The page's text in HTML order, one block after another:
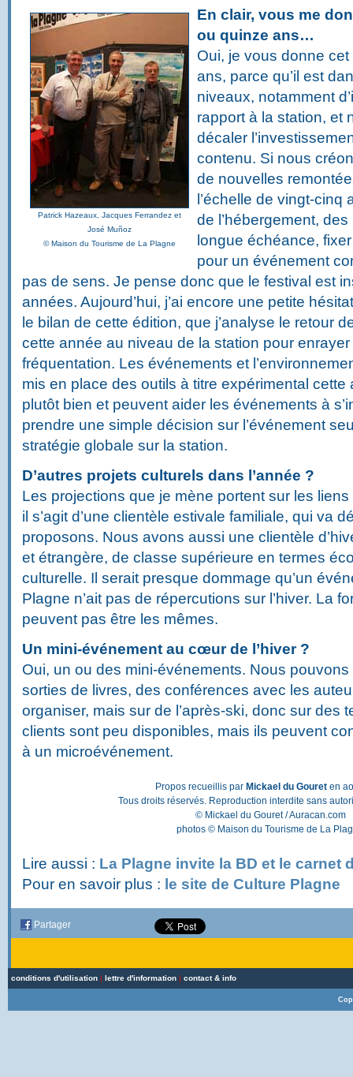
Patrick Hazeaux, Jacques Ferrandez et
José Muñoz
© Maison du Tourisme de La Plagne
En clair, vous me
ou quinze ans…
Oui, je vous donne
ans, parce qu’il est
niveaux, notamment
rapport à la station, et
décaler
contenu. Si nous
de nouvelles
l’échelle de vingt-
de l’hébergement,
longue échéance,
pour un événement
pas de sens. Je pense donc que le festival est
années. Aujourd’hui, j’ai encore une petite
le bilan de cette édition, que j’analyse le retour
cette année au niveau de la station pour
fréquentation. Les événements et
mis en place des outils à titre expérimental
plutôt bien et peuvent aider les événements à
prendre une simple décision sur l’événement
stratégie globale sur la station.
D’autres projets culturels dans l’année ?
Les projections que je mène portent sur les liens
il s’agit d’une clientèle estivale familiale, qui va
proposons. Nous avons aussi une clientèle
et étrangère, de classe supérieure en termes
culturelle. Il serait presque dommage qu’un
Plagne n’ait pas de répercutions sur l’hiver. La
peuvent pas être les mêmes.
Un mini-événement au cœur de l’hiver ?
Oui, un ou des mini-événements. Nous
sorties de livres, des conférences avec les
organiser, mais sur de l’après-ski, donc sur des
clients sont peu disponibles, mais ils peuvent
à un microévénement.
Propos recueillis par Mickael du Goureten
Tous droits réservés. Reproduction interdite sans
© Mickael du Gouret / Auracan.com
photos © Maison du Tourisme de La
Lire aussi : La Plagne invite la BD et le carnet
Pour en savoir plus : le site de Culture Plagne
Partager
conditions d'utilisation | lettre d'information | contact & info